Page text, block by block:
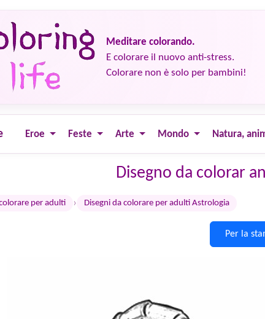
Meditare colorando.
E colorare il nuovo anti-stress.
Colorare non è solo per bambini!
Eroe Feste Arte Mondo Natura,
Disegno da colorar
per adulti › Disegni da colorare per adulti Astrologia
Per la